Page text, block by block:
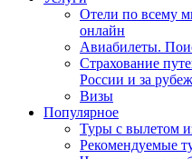
Отели по всему
онлайн
Авиабилеты.
Страхование
России и за
Визы
Популярное
Туры с вылетом
Рекомендуемые